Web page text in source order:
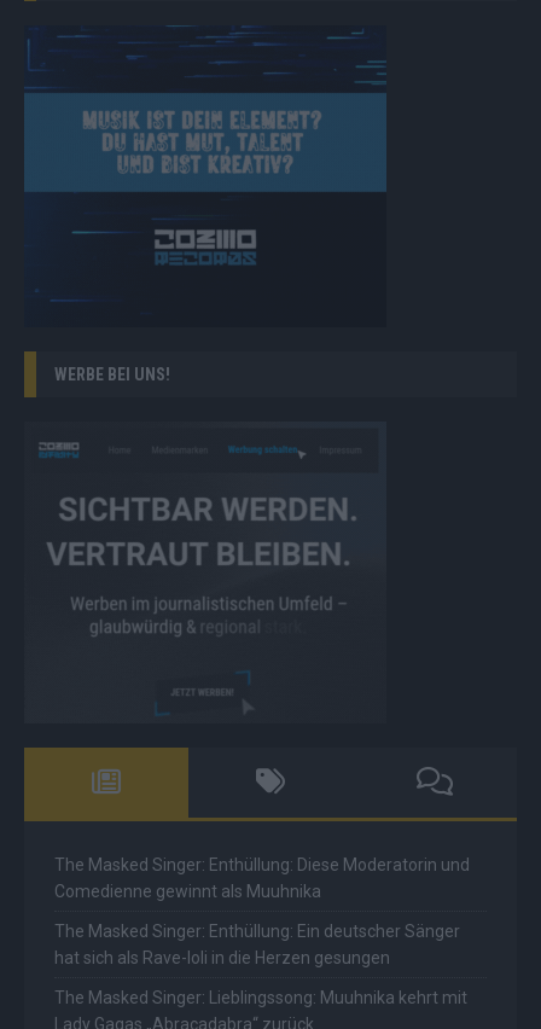
WERBE BEI UNS!
The Masked Singer: Enthüllung: Diese Moderatorin und
Comedienne gewinnt als Muuhnika
The Masked Singer: Enthüllung: Ein deutscher Sänger
hat sich als Rave-Ioli in die Herzen gesungen
The Masked Singer: Lieblingssong: Muuhnika kehrt mit
Lady Gagas „Abracadabra“ zurück